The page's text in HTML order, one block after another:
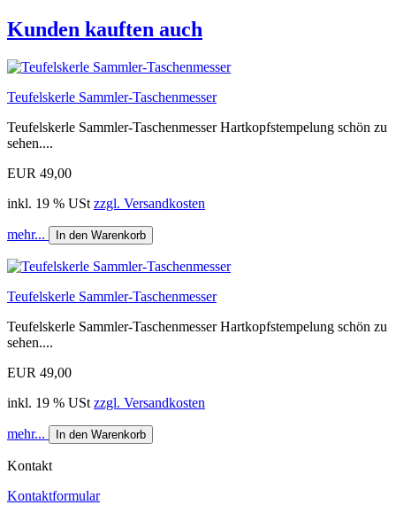
Kunden kauften auch
Teufelskerle Sammler-Taschenmesser
Teufelskerle Sammler-Taschenmesser Hartkopfstempelung schön zu
sehen....
EUR 49,00
inkl. 19 % USt zzgl. Versandkosten
mehr... In den Warenkorb
Teufelskerle Sammler-Taschenmesser
Teufelskerle Sammler-Taschenmesser Hartkopfstempelung schön zu
sehen....
EUR 49,00
inkl. 19 % USt zzgl. Versandkosten
mehr... In den Warenkorb
Kontakt
Kontaktformular